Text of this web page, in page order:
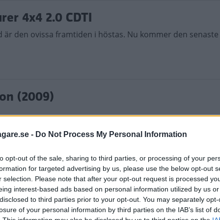
- Do Not Process My Personal Information
opt-out of the sale, sharing to third parties, or processing of your
for targeted advertising by us, please use the below opt-out
selection. Please note that after your opt-out request is processed
interest-based ads based on personal information utilized by us
to third parties prior to your opt-out. You may separately
of your personal information by third parties on the IAB’s list of
4x4 2.0 CDTI
är den ovissa framtiden i höstas. Nu kommer den senaste
(2009)
mot komfort
och Toyota Avensis. Men i verkligheten är det två helt
Sport eller komfort? Det beror på. Körglada Insignia är